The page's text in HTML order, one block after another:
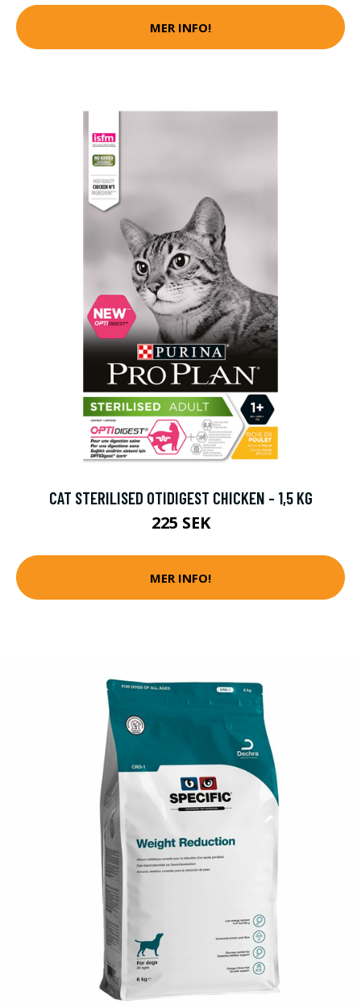
MER INFO!
CAT STERILISED OTIDIGEST CHICKEN - 1,5 KG
225 SEK
MER INFO!